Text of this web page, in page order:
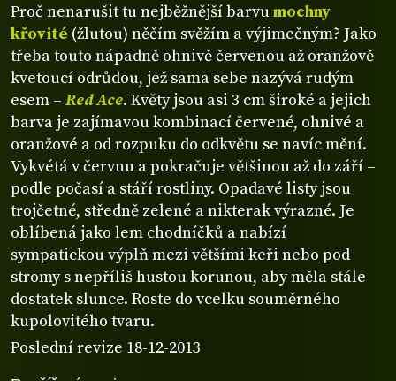
Proč nenarušit tu nejběžnější barvumochny
křovité (žlutou) něčím svěžím a výjimečným? Jako
třeba touto nápadně ohnivě červenou až oranžově
kvetoucí odrůdou, jež sama sebe nazývá rudým
esem – Red Ace. Květy jsou asi 3 cm široké a jejich
barva je zajímavou kombinací červené, ohnivé a
oranžové a od rozpuku do odkvětu se navíc mění.
Vykvétá v červnu a pokračuje většinou až do září –
podle počasí a stáří rostliny. Opadavé listy jsou
trojčetné, středně zelené a nikterak výrazné. Je
oblíbená jako lem chodníčků a nabízí
sympatickou výplň mezi většími keři nebo pod
stromy s nepříliš hustou korunou, aby měla stále
dostatek slunce. Roste do vcelku souměrného
kupolovitého tvaru.
Poslední revize 18-12-2013